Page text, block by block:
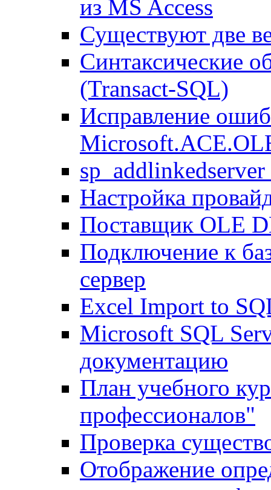
из MS Access
Существуют две
Синтаксические
(Transact-SQL)
Исправление
Настройка
Поставщик OLE
Подключение к
сервер
Excel Import to
Microsoft SQL
документацию
План учебного
профессионалов"
Проверка
Отображение